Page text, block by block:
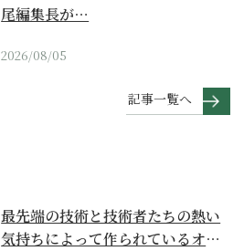
尾編集長が…
2026/08/05
記事一覧へ
最先端の技術と技術者たちの熱い
気持ちによって作られているオー